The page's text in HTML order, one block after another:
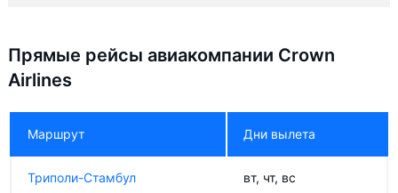
Прямые рейсы авиакомпании Crown
Airlines
Маршрут Дни вылета
Триполи-Стамбул вт, чт, вс